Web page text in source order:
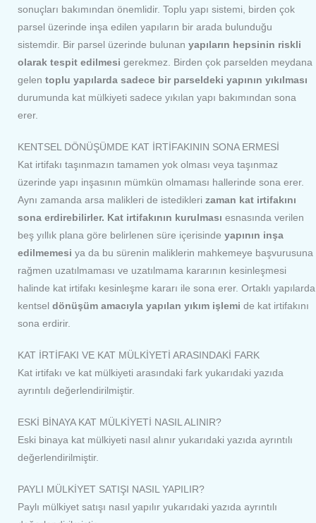
sonuçları bakımından önemlidir. Toplu yapı sistemi, birden çok
parsel üzerinde inşa edilen yapıların bir arada bulunduğu
sistemdir. Bir parsel üzerinde bulunan yapıların hepsinin riskli
olarak tespit edilmesi gerekmez. Birden çok parselden meydana
gelen toplu yapılarda sadece bir parseldeki yapının yıkılması
durumunda kat mülkiyeti sadece yıkılan yapı bakımından sona
erer.
KENTSEL DÖNÜŞÜMDE KAT İRTİFAKININ SONA ERMESİ
Kat irtifakı taşınmazın tamamen yok olması veya taşınmaz
üzerinde yapı inşasının mümkün olmaması hallerinde sona erer.
Aynı zamanda arsa malikleri de istedikleri zaman kat irtifakını
sona erdirebilirler. Kat irtifakının kurulması esnasında verilen
beş yıllık plana göre belirlenen süre içerisinde yapının inşa
edilmemesi ya da bu sürenin maliklerin mahkemeye başvurusuna
rağmen uzatılmaması ve uzatılmama kararının kesinleşmesi
halinde kat irtifakı kesinleşme kararı ile sona erer. Ortaklı yapılarda
kentsel dönüşüm amacıyla yapılan yıkım işlemi de kat irtifakını
sona erdirir.
KAT İRTİFAKI VE KAT MÜLKİYETİ ARASINDAKİ FARK
Kat irtifakı ve kat mülkiyeti arasındaki fark yukarıdaki yazıda
ayrıntılı değerlendirilmiştir.
ESKİ BİNAYA KAT MÜLKİYETİ NASIL ALINIR?
Eski binaya kat mülkiyeti nasıl alınır yukarıdaki yazıda ayrıntılı
değerlendirilmiştir.
PAYLI MÜLKİYET SATIŞI NASIL YAPILIR?
Paylı mülkiyet satışı nasıl yapılır yukarıdaki yazıda ayrıntılı